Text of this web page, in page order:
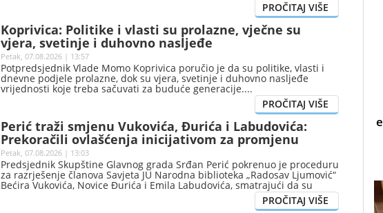
Koprivica: Politike i vlasti su prolazne, vječne su
vjera, svetinje i duhovno nasljeđe
Petak, 07.08.2026 | 13:57
Potpredsjednik Vlade Momo Koprivica poručio je da su politike, vlasti i
dnevne podjele prolazne, dok su vjera, svetinje i duhovno nasljeđe
vrijednosti koje treba sačuvati za buduće generacije.
Perić traži smjenu Vukovića, Đurića i Labudovića:
Prekoračili ovlašćenja inicijativom za promjenu
naziva NB
Petak, 07.08.2026 | 13:03
Predsjednik Skupštine Glavnog grada Srđan Perić pokrenuo je proceduru
za razrješenje članova Savjeta JU Narodna biblioteka „Radosav Ljumović“
Bećira Vukovića, Novice Đurića i Emila Labudovića, smatrajući da su
prekoračili svoja ovlašćenja pokretanjem inicijative za promjenu naziva